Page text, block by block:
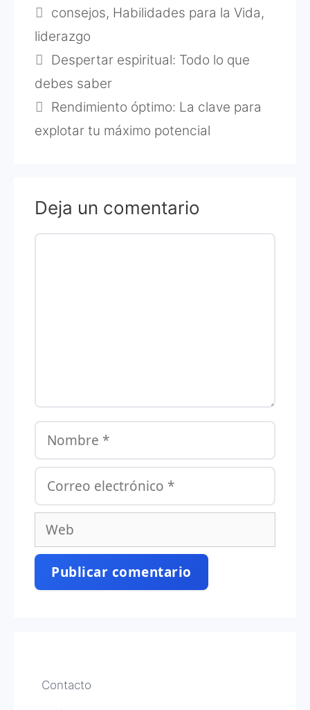
Etiquetas
consejos, Habilidades para la Vida,
liderazgo
Despertar espiritual: Todo lo que
debes saber
Rendimiento óptimo: La clave para
explotar tu máximo potencial
Deja un comentario
Web
Contacto